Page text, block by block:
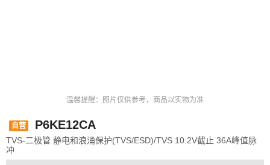
温馨提醒：图片仅供参考，商品以实物为准
自营 P6KE12CA
TVS-二极管 静电和浪涌保护(TVS/ESD)/TVS 10.2V截止 36A峰值脉
冲